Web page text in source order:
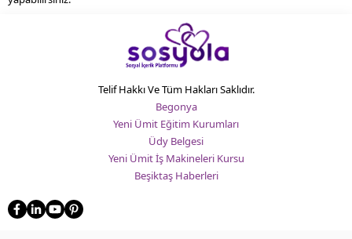
Telif Hakkı Ve Tüm Hakları Saklıdır.
Begonya
Yeni Ümit Eğitim Kurumları
Üdy Belgesi
Yeni Ümit İş Makineleri Kursu
Beşiktaş Haberleri